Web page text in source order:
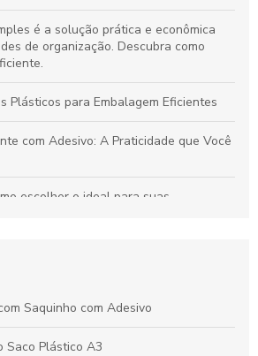
é a solução prática e econômica
de organização. Descubra como
Plásticos para Embalagem Eficientes
com Adesivo: A Praticidade que Você
escolher o ideal para suas
do Saco Polipropileno no Dia a Dia
Saquinho com Adesivo
Saco Plástico A3